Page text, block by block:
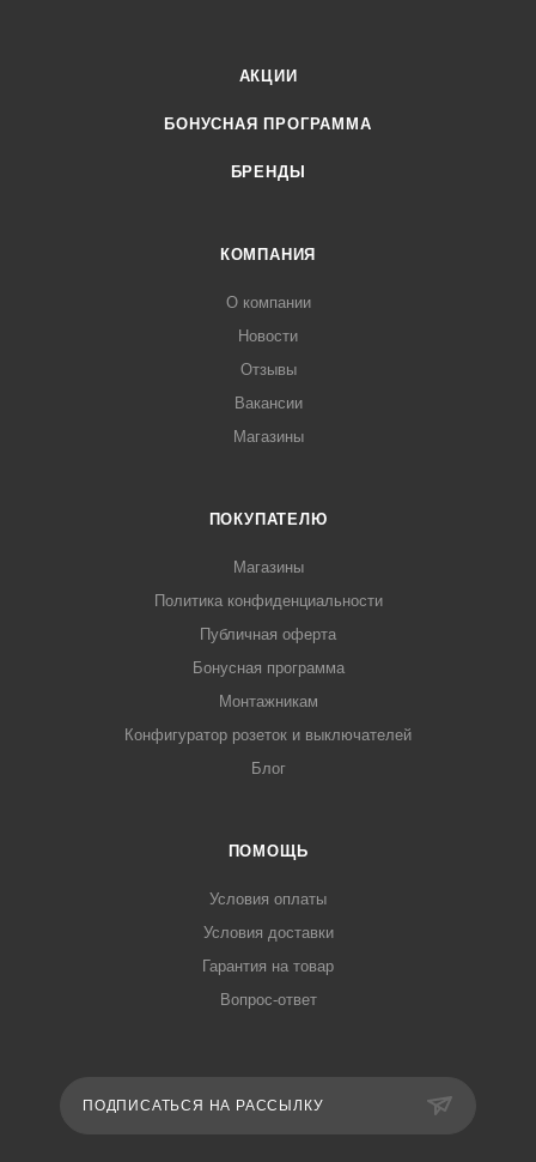
АКЦИИ
БОНУСНАЯ ПРОГРАММА
БРЕНДЫ
КОМПАНИЯ
О компании
Новости
Отзывы
Вакансии
Магазины
ПОКУПАТЕЛЮ
Магазины
Политика конфиденциальности
Публичная оферта
Бонусная программа
Монтажникам
Конфигуратор розеток и выключателей
Блог
ПОМОЩЬ
Условия оплаты
Условия доставки
Гарантия на товар
Вопрос-ответ
ПОДПИСАТЬСЯ НА РАССЫЛКУ